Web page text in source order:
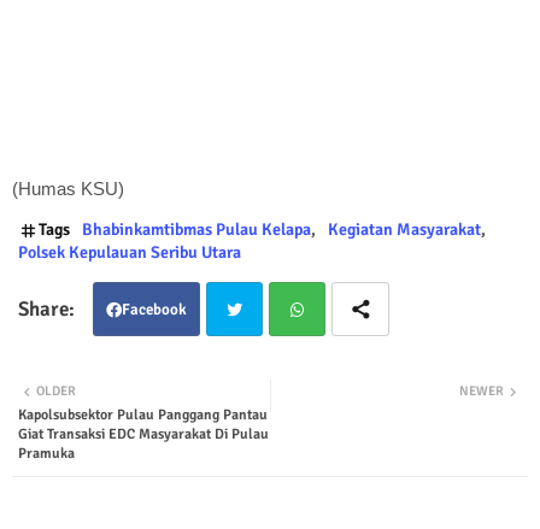
(Humas KSU)
Tags
Bhabinkamtibmas Pulau Kelapa
Kegiatan Masyarakat
Polsek Kepulauan Seribu Utara
Facebook
ter
NEWER
OLDER
Kapolsubsektor Pulau Panggang Pantau
Giat Transaksi EDC Masyarakat Di Pulau
Pramuka